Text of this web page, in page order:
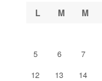
L
M M
5
6 7
12
13 14